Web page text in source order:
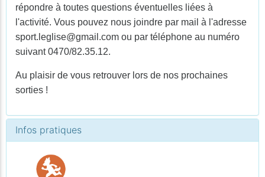
répondre à toutes questions éventuelles liées à
l'activité. Vous pouvez nous joindre par mail à l'adresse
sport.leglise@gmail.com ou par téléphone au numéro
suivant 0470/82.35.12.
Au plaisir de vous retrouver lors de nos prochaines
sorties !
Infos pratiques